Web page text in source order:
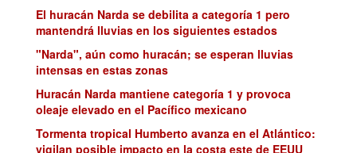
El huracán Narda se debilita a categoría 1 pero
mantendrá lluvias en los siguientes estados
"Narda", aún como huracán; se esperan lluvias
intensas en estas zonas
Huracán Narda mantiene categoría 1 y provoca
oleaje elevado en el Pacífico mexicano
Tormenta tropical Humberto avanza en el Atlántico:
vigilan posible impacto en la costa este de EEUU